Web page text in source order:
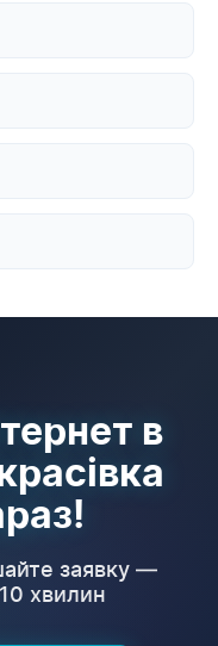
в
заявку —
хвилин